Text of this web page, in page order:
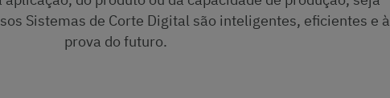
Sistemas de Corte Digital são inteligentes, eficientes e à
prova do futuro.